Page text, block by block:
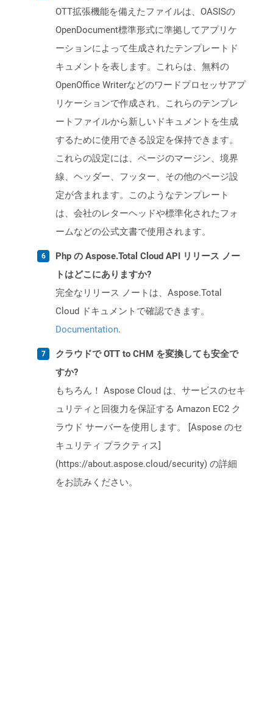
OTT拡張機能を備えたファイルは、OASISの
OpenDocument標準形式に準拠してアプリケ
ーションによって生成されたテンプレートド
キュメントを表します。これらは、無料の
OpenOffice Writerなどのワードプロセッサアプ
リケーションで作成され、これらのテンプレ
ートファイルから新しいドキュメントを生成
するために使用できる設定を保持できます。
これらの設定には、ページのマージン、境界
線、ヘッダー、フッター、その他のページ設
定が含まれます。このようなテンプレート
は、会社のレターヘッドや標準化されたフォ
ームなどの公式文書で使用されます。
Php の Aspose.Total Cloud API リリース ノー
トはどこにありますか?
完全なリリース ノートは、Aspose.Total
Cloud ドキュメントで確認できます。
Documentation.
クラウドで OTT to CHM を変換しても安全で
すか?
もちろん！ Aspose Cloud は、サービスのセキ
ュリティと回復力を保証する Amazon EC2 ク
ラウド サーバーを使用します。 [Aspose のセ
キュリティ プラクティス]
(https://about.aspose.cloud/security) の詳細
をお読みください。